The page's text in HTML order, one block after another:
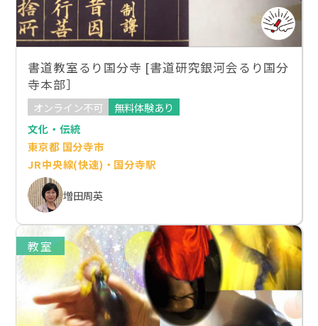
書道教室るり国分寺 [書道研究銀河会るり国分
寺本部］
オンライン不可
無料体験あり
文化・伝統
東京都 国分寺市
JR中央線(快速)・国分寺駅
増田周英
教室